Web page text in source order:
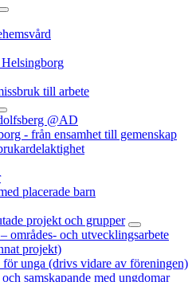
till arbete
@AD
- från ensamhet till gemenskap
placerade barn
projekt och grupper
områdes- och utvecklingsarbete
projekt)
för unga (drivs vidare av föreningen)
samskapande med ungdomar